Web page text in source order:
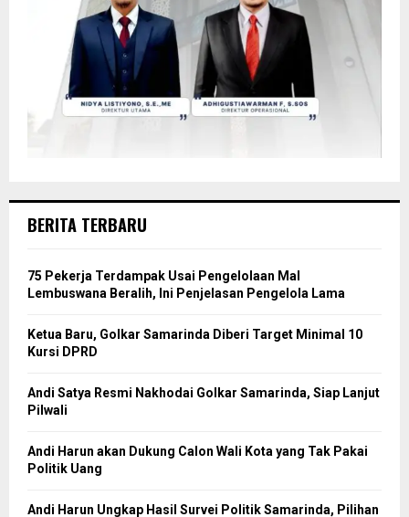
BERITA TERBARU
75 Pekerja Terdampak Usai Pengelolaan Mal
Lembuswana Beralih, Ini Penjelasan Pengelola Lama
Ketua Baru, Golkar Samarinda Diberi Target Minimal 10
Kursi DPRD
Andi Satya Resmi Nakhodai Golkar Samarinda, Siap Lanjut
Pilwali
Andi Harun akan Dukung Calon Wali Kota yang Tak Pakai
Politik Uang
Andi Harun Ungkap Hasil Survei Politik Samarinda, Pilihan